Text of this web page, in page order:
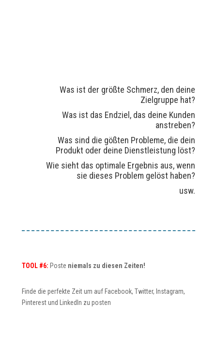
Was ist der größte Schmerz, den deine
Zielgruppe hat?
Was ist das Endziel, das deine Kunden
anstreben?
Was sind die gößten Probleme, die dein
Produkt oder deine Dienstleistung löst?
Wie sieht das optimale Ergebnis aus, wenn
sie dieses Problem gelöst haben?
usw.
TOOL #6: Poste niemals zu diesen Zeiten!
Finde die perfekte Zeit um auf Facebook, Twitter, Instagram,
Pinterest und LinkedIn zu posten